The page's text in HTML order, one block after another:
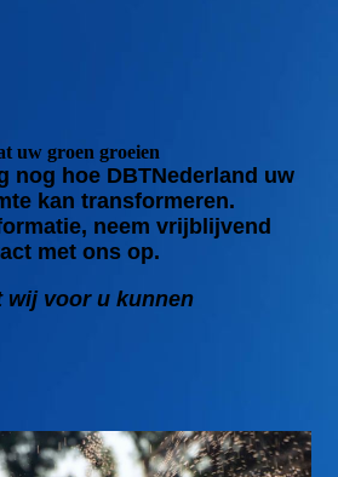
uw groen groeien
nog hoe DBTNederland uw
kan transformeren.
neem vrijblijvend
met ons op.
wij voor u kunnen